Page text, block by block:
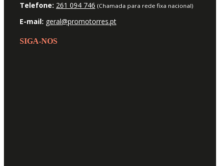
Telefone: 261 094 746 (Chamada para rede fixa nacional)
E-mail: geral@promotorres.pt
SIGA-NOS